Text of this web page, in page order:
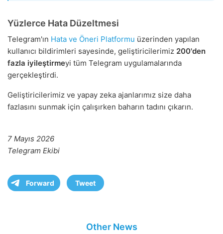
Yüzlerce Hata Düzeltmesi
Telegram'ın Hata ve Öneri Platformu üzerinden yapılan
kullanıcı bildirimleri sayesinde, geliştiricilerimiz 200'den
fazla iyileştirmeyi tüm Telegram uygulamalarında
gerçekleştirdi.
Geliştiricilerimiz ve yapay zeka ajanlarımız size daha
fazlasını sunmak için çalışırken baharın tadını çıkarın.
7 Mayıs 2026
Telegram Ekibi
Forward Tweet
Other News